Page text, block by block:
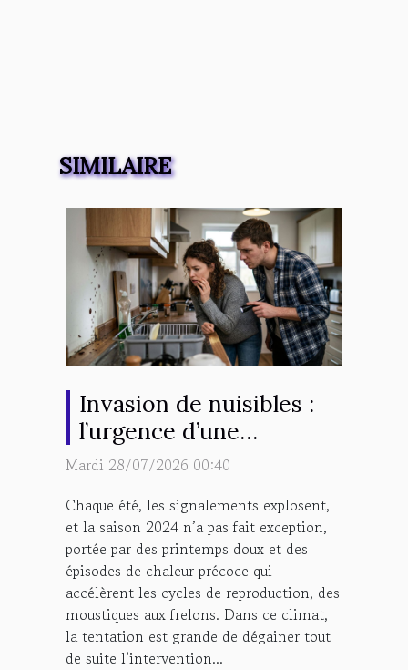
SIMILAIRE
Invasion de nuisibles :
l’urgence d’une
intervention rapide est-
Mardi 28/07/2026 00:40
Chaque été, les signalements explosent,
et la saison 2024 n’a pas fait exception,
portée par des printemps doux et des
épisodes de chaleur précoce qui
accélèrent les cycles de reproduction, des
moustiques aux frelons. Dans ce climat,
la tentation est grande de dégainer tout
de suite l’intervention...